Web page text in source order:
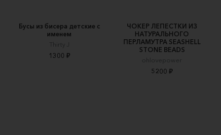
Бусы из бисера детские с
именем
Thirty J
1300 ₽
ЧОКЕР ЛЕПЕСТКИ ИЗ
НАТУРАЛЬНОГО
ПЕРЛАМУТРА SEASHELL
STONE BEADS
ohlovepower
5200 ₽